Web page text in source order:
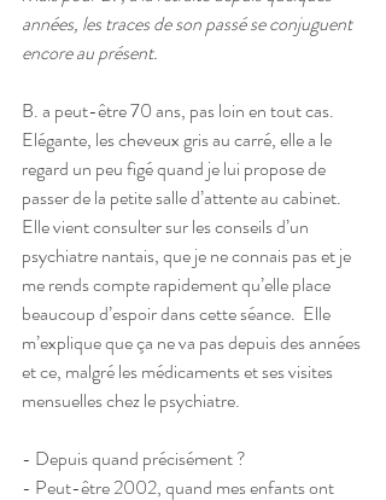
années, les traces de son passé se conjuguent
encore au présent.
B. a peut-être 70 ans, pas loin en tout cas.
Elégante, les cheveux gris au carré, elle a le
regard un peu figé quand je lui propose de
passer de la petite salle d’attente au cabinet.
Elle vient consulter sur les conseils d’un
psychiatre nantais, que je ne connais pas et je
me rends compte rapidement qu’elle place
beaucoup d’espoir dans cette séance.  Elle
m’explique que ça ne va pas depuis des années
et ce, malgré les médicaments et ses visites
mensuelles chez le psychiatre.
- Depuis quand précisément ?
- Peut-être 2002, quand mes enfants ont